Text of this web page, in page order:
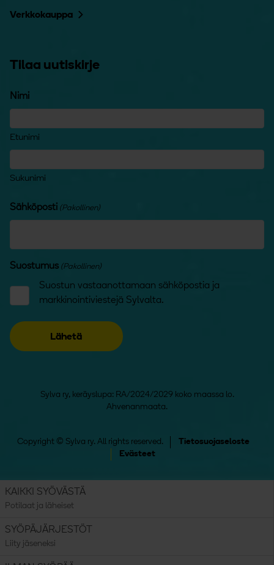
Verkkokauppa
Tilaa uutiskirje
Nimi
Etunimi
Sukunimi
Sähköposti (Pakollinen)
Suostumus (Pakollinen)
Suostun vastaanottamaan sähköpostia ja
markkinointiviestejä Sylvalta.
Sylva ry, keräyslupa: RA/2024/2029 koko maassa lo.
Ahvenanmaata.
Copyright © Sylva ry. All rights reserved.
Tietosuojaseloste
Evästeet
KAIKKI SYÖVÄSTÄ
Potilaat ja läheiset
SYÖPÄJÄRJESTÖT
Liity jäseneksi